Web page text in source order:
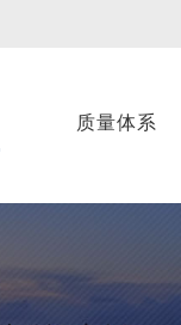
质量体系